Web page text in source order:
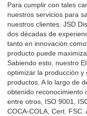
Para cumplir con tales
nuestros servicios para
nuestros clientes. JSD
dos décadas de
tanto en innovación
producto puede
Sabiendo esto, nuestro
optimizar la producción
productos. A lo largo de
obtenido reconocimiento
entre otros, ISO 9001,
COCA-COLA, Cert.